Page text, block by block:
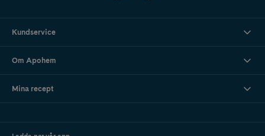
Kundservice
Om Apohem
Mina recept